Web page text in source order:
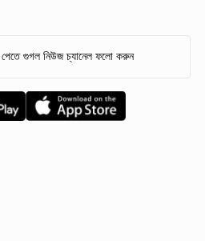
গুগল নিউজ চ্যানেল ফলো করুন